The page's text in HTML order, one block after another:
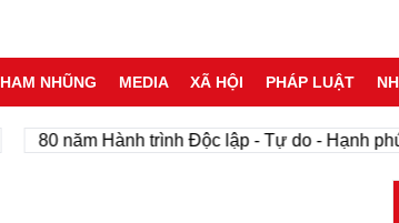
NHŨNG MEDIA XÃ HỘI PHÁP LUẬT
năm Hành trình Độc lập - Tự do - Hạnh phúc